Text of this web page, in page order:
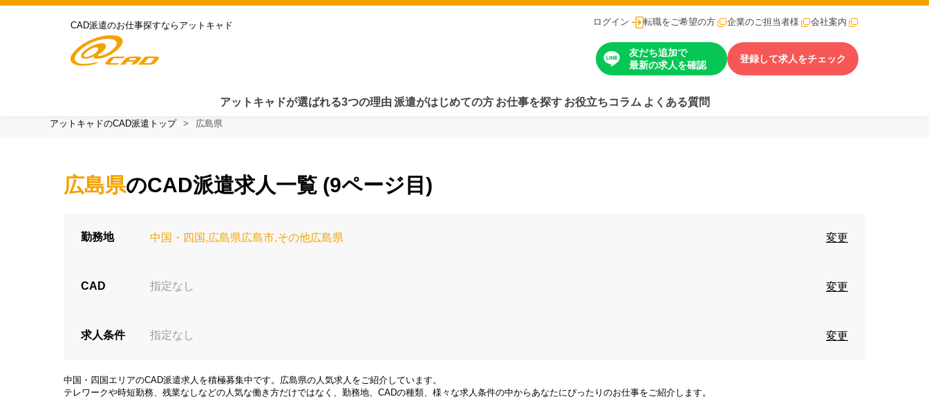
CAD派遣のお仕事探すならアットキャド ログイン 転職をご希望の方 企業のご担当者様 会社案内
友だち追加で
最新の求人を確認
登録して求人をチェック
アットキャドが選ばれる3つの理由 派遣がはじめての方 お仕事を探す お役立ちコラム よくある質問
アットキャドのCAD派遣トップ 広島県
広島県のCAD派遣求人一覧 (9ページ目)
勤務地 中国・四国,広島県広島市,その他広島県 変更
CAD 指定なし 変更
求人条件 指定なし 変更
中国・四国エリアのCAD派遣求人を積極募集中です。広島県の人気求人をご紹介しています。
テレワークや時短勤務、残業なしなどの人気な働き方だけではなく、勤務地、CADの種類、様々な求人条件の中からあなたにぴったりのお仕事をご紹介します。